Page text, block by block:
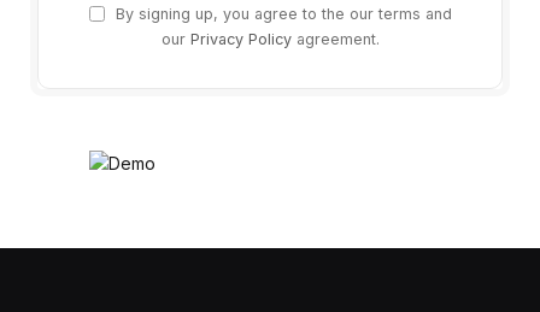
By signing up, you agree to the our terms and
our Privacy Policyagreement.